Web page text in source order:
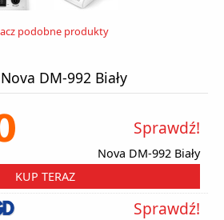
podobne produkty
DM-992 Biały
Nova DM-992 Biały
Sprawdź!
KUP TERAZ
Sprawdź!